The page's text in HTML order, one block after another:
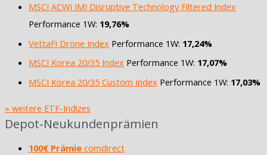
MSCI ACWI IMI Disruptive Technology Filtered Index
Performance 1W: 19,76%
VettaFi Drone Index Performance 1W: 17,24%
MSCI Korea 20/35 Index Performance 1W: 17,07%
MSCI Korea 20/35 Custom Index Performance 1W: 17,03%
» weitere ETF-Indizes
Depot-Neukundenprämien
100€ Prämie comdirect